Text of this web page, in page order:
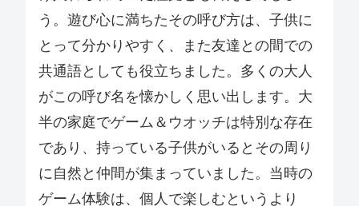
う。遊び心に満ちたその呼び方は、子供に
とって分かりやすく、また友達との間での
共通語としても役立ちました。多くの大人
がこの呼び名を懐かしく思い出します。大
半の家庭でゲーム＆ウオッチは特別な存在
であり、持っている子供がいるとその周り
に自然と仲間が集まっていました。当時の
ゲーム体験は、個人で楽しむというより